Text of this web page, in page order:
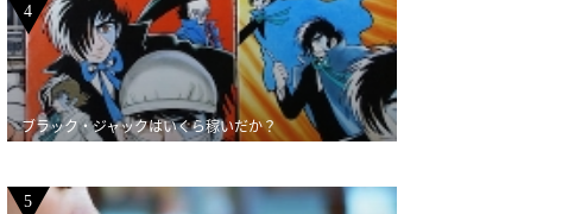
4
ブラック・ジャックはいくら稼いだか？
5